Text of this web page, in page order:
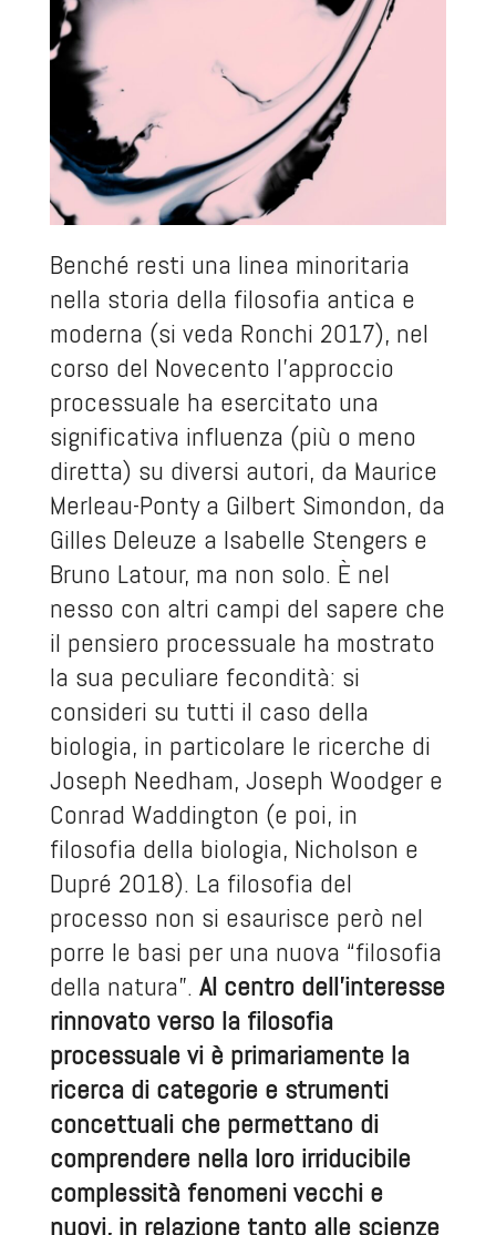
Benché resti una linea minoritaria
nella storia della filosofia antica e
moderna (si veda Ronchi 2017), nel
corso del Novecento l’approccio
processuale ha esercitato una
significativa influenza (più o meno
diretta) su diversi autori, da Maurice
Merleau-Ponty a Gilbert Simondon, da
Gilles Deleuze a Isabelle Stengers e
Bruno Latour, ma non solo. È nel
nesso con altri campi del sapere che
il pensiero processuale ha mostrato
la sua peculiare fecondità: si
consideri su tutti il caso della
biologia, in particolare le ricerche di
Joseph Needham, Joseph Woodger e
Conrad Waddington (e poi, in
filosofia della biologia, Nicholson e
Dupré 2018). La filosofia del
processo non si esaurisce però nel
porre le basi per una nuova “filosofia
della natura”. Al centro dell’interesse
rinnovato verso la filosofia
processuale vi è primariamente la
ricerca di categorie e strumenti
concettuali che permettano di
comprendere nella loro irriducibile
complessità fenomeni vecchi e
nuovi, in relazione tanto alle scienze